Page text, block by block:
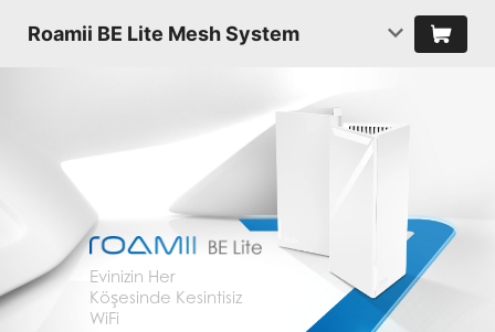
Roamii BE Lite Mesh System
Evinizin Her
Köşesinde Kesintisiz
WiFi